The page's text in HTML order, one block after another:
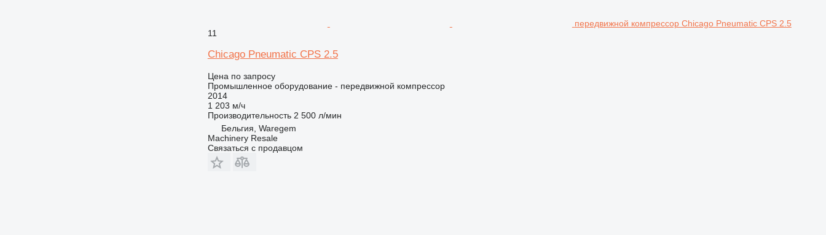
передвижной компрессор Chicago Pneumatic CPS 2.5
11
Chicago Pneumatic CPS 2.5
Цена по запросу
Промышленное оборудование - передвижной компрессор
2014
1 203 м/ч
Производительность 2 500 л/мин
Бельгия, Waregem
Machinery Resale
Связаться с продавцом